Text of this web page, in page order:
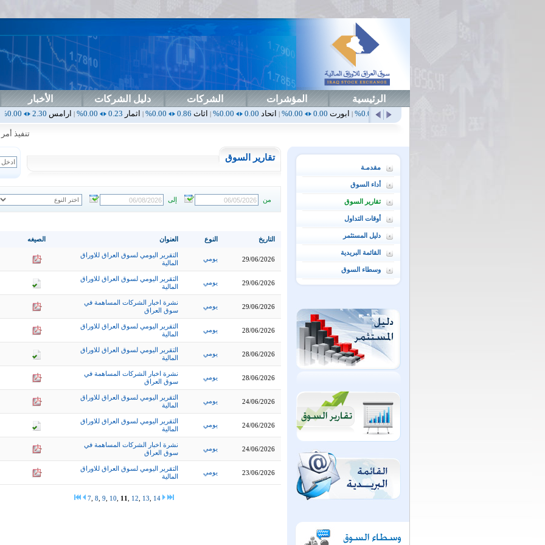
الرئيسية المؤشرات الشركات دليل الشركات الأخبار
ابورت 0.00%
|اتحاد0.00
0.00%
|اثاث0.86
|اثمار0.23
0.00%
|ارامس2.30
|اربيل
تنفيذ أمر
مقدمـة
أداء السوق
تقارير السوق
أوقات التداول
دليل المستثمر
القائمة البريدية
وسطاء السوق
تقارير السوق
من إلى
الصيغه العنوان النوع التاريخ
التقرير اليومي لسوق العراق للاوراق
المالية
يومي 29/06/2026
التقرير اليومي لسوق العراق للاوراق
المالية
يومي 29/06/2026
نشرة اخبار الشركات المساهمة في
سوق العراق
يومي 29/06/2026
التقرير اليومي لسوق العراق للاوراق
المالية
يومي 28/06/2026
التقرير اليومي لسوق العراق للاوراق
المالية
يومي 28/06/2026
نشرة اخبار الشركات المساهمة في
سوق العراق
يومي 28/06/2026
التقرير اليومي لسوق العراق للاوراق
المالية
يومي 24/06/2026
التقرير اليومي لسوق العراق للاوراق
المالية
يومي 24/06/2026
نشرة اخبار الشركات المساهمة في
سوق العراق
يومي 24/06/2026
التقرير اليومي لسوق العراق للاوراق
المالية
يومي 23/06/2026
7 8 9 10 11 12 13 14